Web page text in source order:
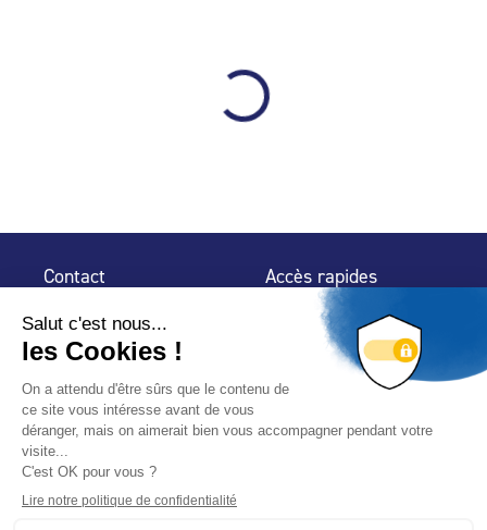
Contact
32 rue de Mogador
75 009 Paris
Accès rapides
Espace Presse
Trouver un
professionnel
Nous suivre